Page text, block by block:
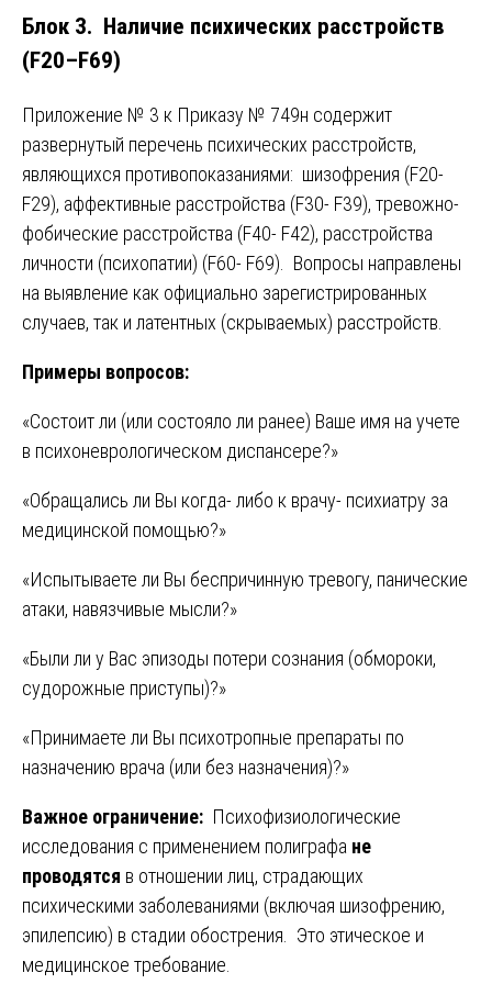
Блок 3. Наличие психических расстройств
(F20–F69)
Приложение № 3 к Приказу № 749н содержит
развернутый перечень психических расстройств,
являющихся противопоказаниями: шизофрения (F20-
F29), аффективные расстройства (F30- F39), тревожно-
фобические расстройства (F40- F42), расстройства
личности (психопатии) (F60- F69). Вопросы направлены
на выявление как официально зарегистрированных
случаев, так и латентных (скрываемых) расстройств.
Примеры вопросов:
«Состоит ли (или состояло ли ранее) Ваше имя на учете
в психоневрологическом диспансере?»
«Обращались ли Вы когда- либо к врачу- психиатру за
медицинской помощью?»
«Испытываете ли Вы беспричинную тревогу, панические
атаки, навязчивые мысли?»
«Были ли у Вас эпизоды потери сознания (обмороки,
судорожные приступы)?»
«Принимаете ли Вы психотропные препараты по
назначению врача (или без назначения)?»
Важное ограничение: Психофизиологические
исследования с применением полиграфа не
проводятся в отношении лиц, страдающих
психическими заболеваниями (включая шизофрению,
эпилепсию) в стадии обострения. Это этическое и
медицинское требование.